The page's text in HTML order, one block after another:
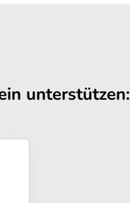
unterstützen: